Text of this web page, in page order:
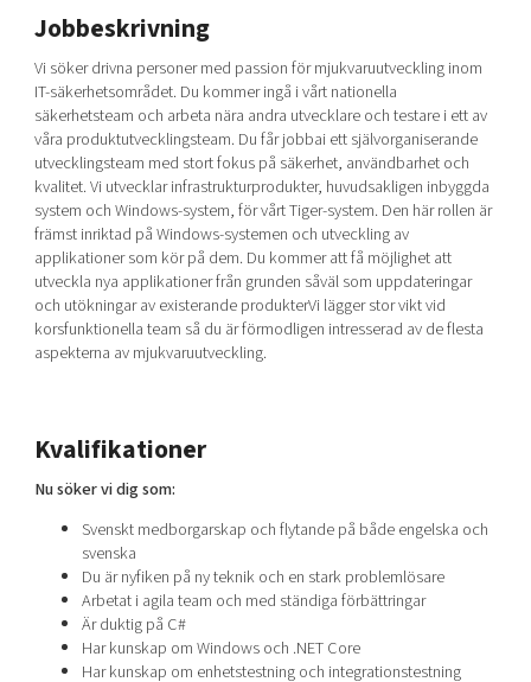
Shaping cities and regions
Bright East
East Sweden Tech Women
Reversed mentorship
Current offers and activities
Upscaling
Talent & skills
Startup & industry collaboration
Offers to boost your business
Funding opportunities
Our community of companies
Projects
Publications
Project toolbox
Our clusters
Reach out to us
Locations
Today's lunch in Mjärdevi
Jobbeskrivning
Vi söker drivna personer med passion för mjukvaruutveckling inom
IT-säkerhetsområdet. Du kommer ingå i vårt nationella
säkerhetsteam och arbeta nära andra utvecklare och testare i ett av
våra produktutvecklingsteam. Du får jobbai ett självorganiserande
utvecklingsteam med stort fokus på säkerhet, användbarhet och
kvalitet. Vi utvecklar infrastrukturprodukter, huvudsakligen inbyggda
system och Windows-system, för vårt Tiger-system. Den här rollen är
främst inriktad på Windows-systemen och utveckling av
applikationer som kör på dem. Du kommer att få möjlighet att
utveckla nya applikationer från grunden såväl som uppdateringar
och utökningar av existerande produkterVi lägger stor vikt vid
korsfunktionella team så du är förmodligen intresserad av de flesta
aspekterna av mjukvaruutveckling.
Kvalifikationer
Nu söker vi dig som:
Svenskt medborgarskap och flytande på både engelska och
svenska
Du är nyfiken på ny teknik och en stark problemlösare
Arbetat i agila team och med ständiga förbättringar
Är duktig på C#
Har kunskap om Windows och .NET Core
Har kunskap om enhetstestning och integrationstestning